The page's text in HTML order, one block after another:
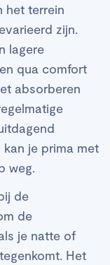
het terrein
zijn.
lagere
qua comfort
absorberen
kan je prima met
weg.
de
de
je natte of
Het